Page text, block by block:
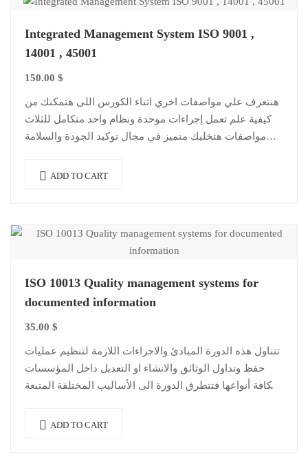
Integrated Management System ISO 9001 ,
14001 , 45001
150.00 $
هنتعرف علي مواصفات اخري اثناء الكورس اللى هتمكنك من
كيفية علم تعمل إجراءات موحدة ونظام واحد متكامل للثلاث
مواصفات هتخليك متميز في مجال توكيد الجودة والسلامة
ADD TO CART
ISO 10013 Quality management systems for
documented information
35.00 $
تتناول هذه الدورة المبادئ والاجراءات اللازمة لتنظيم عمليات
حفظ وتداول الوثائق والانشاء او التعديل داخل المؤسسات
بكافة أنواعها فتتطرق الدورة الى الأساليب المختلفة المتبعة
ADD TO CART